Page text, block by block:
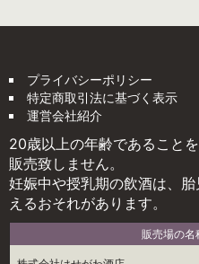
プライバシーポリシー
特定商取引法に基づく表示
運営会社紹介
20歳以上の年齢であること
販売致しません。
妊娠中や授乳期の飲酒は、
えるおそれがあります。
販売場の名